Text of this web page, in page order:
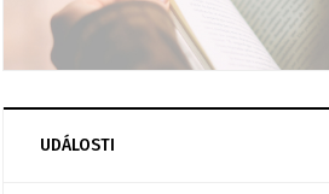
UDÁLOSTI